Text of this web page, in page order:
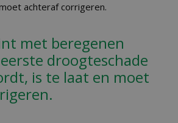
achteraf corrigeren.
met beregenen
droogteschade
is te laat en moet